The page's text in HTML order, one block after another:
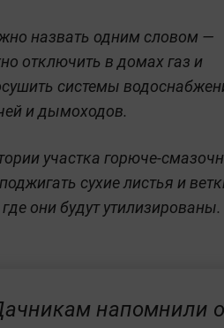
назвать одним словом —
отключить в домах газ и
системы
и дымоходов.
участка горюче-
сухие листья и
они будут утилизированы.
напомнили о